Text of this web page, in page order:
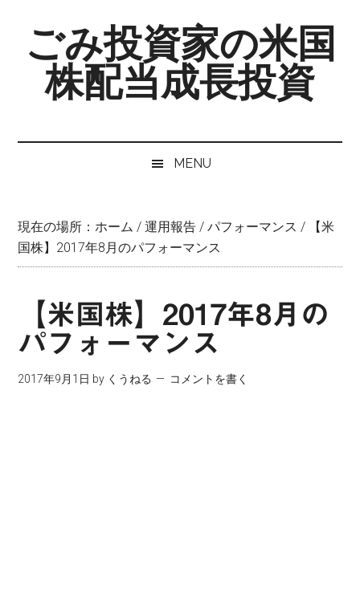
secondary
primaryごみ投資家の米国
株配当成長投資
MENU
現在の場所：ホーム / 運用報告 / パフォーマンス / 【米
国株】2017年8月のパフォーマンス
【米国株】2017年8月の
パフォーマンス
2017年9月1日 by くうねる コメントを書く